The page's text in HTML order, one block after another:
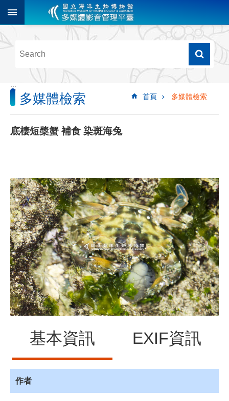
跳到主要內容區塊
階
尋
多
媒
體
檢
像
影
音
音
源
訊
息
發
布
諮
會
員
專
區
:::
首頁 多媒體檢索
多媒體檢索
底棲短槳蟹 補食 染斑海兔
基本資訊 EXIF資訊
作者